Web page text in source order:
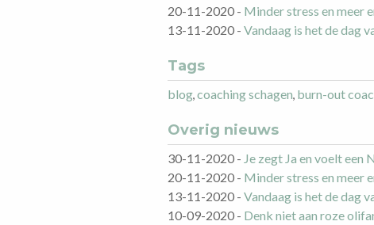
20-11-2020 - Minder stress en meer
13-11-2020 - Vandaag is het de dag
Tags
blog, coaching schagen burn-out
Overig nieuws
30-11-2020 - Je zegt Ja en voelt een
20-11-2020 - Minder stress en meer
13-11-2020 - Vandaag is het de dag
10-09-2020 - Denk niet aan roze